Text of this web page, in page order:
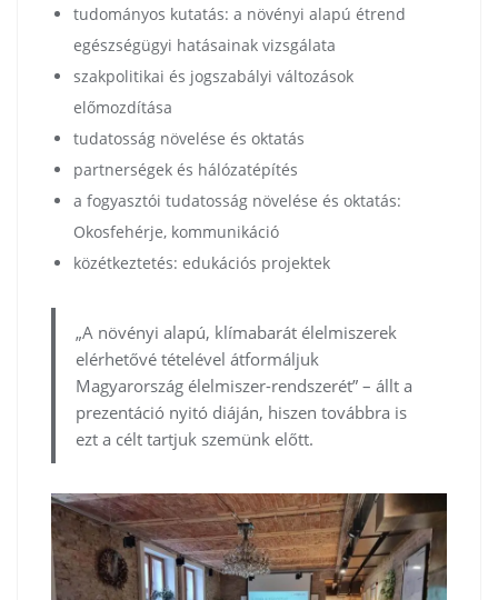
tudományos kutatás: a növényi alapú étrend
egészségügyi hatásainak vizsgálata
szakpolitikai és jogszabályi változások
előmozdítása
tudatosság növelése és oktatás
partnerségek és hálózatépítés
a fogyasztói tudatosság növelése és oktatás:
Okosfehérje, kommunikáció
közétkeztetés: edukációs projektek
„A növényi alapú, klímabarát élelmiszerek
elérhetővé tételével átformáljuk
Magyarország élelmiszer-rendszerét” – állt a
prezentáció nyitó diáján, hiszen továbbra is
ezt a célt tartjuk szemünk előtt.